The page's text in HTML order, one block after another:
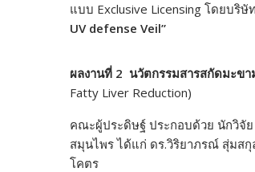
แบบ Exclusive Licensing โดยบ
UV defense Veil”
ผลงานที่ 2 นวัตกรรมสารสกัดมะข
Fatty Liver Reduction)
คณะผู้ประดิษฐ์ ประกอบด้วย นักวิจั
สมุนไพร ได้แก่ ดร.วิริยาภรณ์ สุ่มสกุ
โคตร